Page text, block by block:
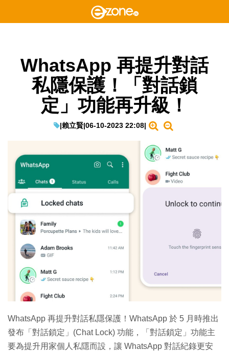
WhatsApp 再提升對話
私隱保護！「對話鎖
定」功能再升級！
|賴立賢|06-10-2023 22:08|
WhatsApp 再提升對話私隱保護！WhatsApp 於 5 月時推出
發布「對話鎖定」(Chat Lock) 功能，「對話鎖定」功能主
要為提升用家個人私隱而設，讓 WhatsApp 對話紀錄更安